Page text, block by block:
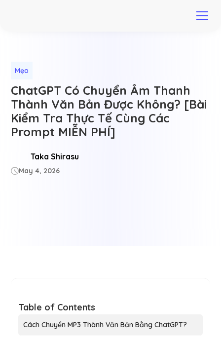
Mẹo
ChatGPT Có Chuyển Âm Thanh
Thành Văn Bản Được Không? [Bài
Kiểm Tra Thực Tế Cùng Các
Prompt MIỄN PHÍ]
Taka Shirasu
May 4, 2026
Table of Contents
Cách Chuyển MP3 Thành Văn Bản Bằng ChatGPT?